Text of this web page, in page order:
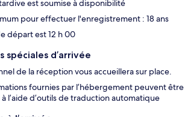
est soumise à disponibilité
pour effectuer l'enregistrement : 18 ans
départ est 12 h 00
spéciales d’arrivée
de la réception vous accueillera sur place.
fournies par l’hébergement peuvent être
l’aide d’outils de traduction automatique